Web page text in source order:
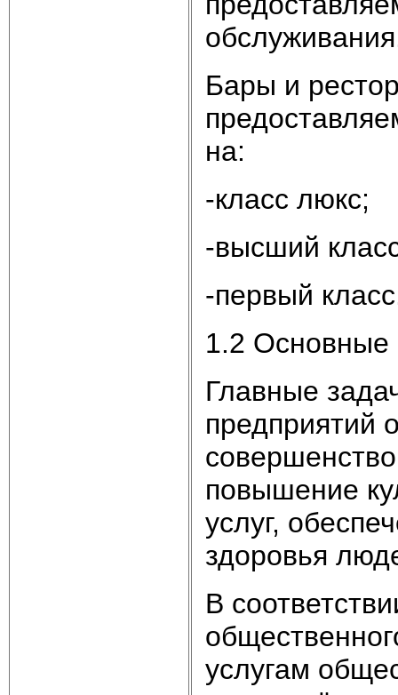
Бары и
на:
-класс люкс;
-высший
-первый
1.2 Основные
Главные
предприятий
повышение
услуг,
здоровья
В
услугам